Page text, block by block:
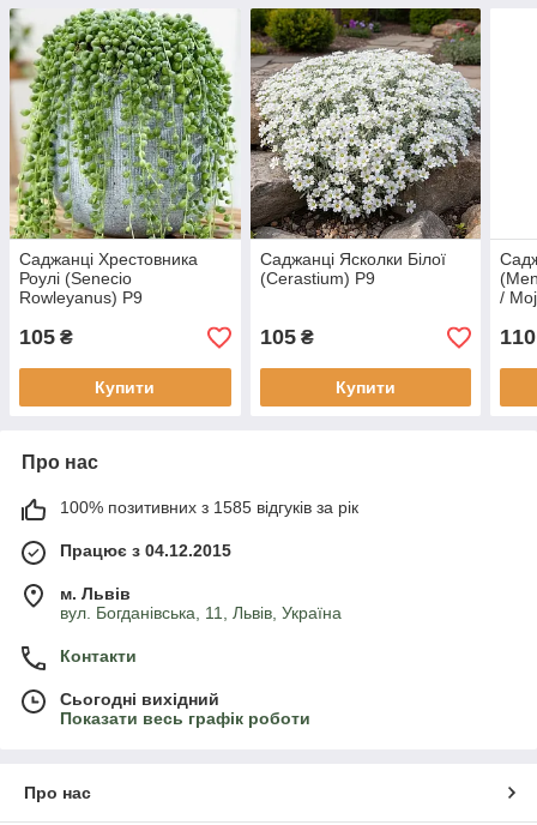
Саджанці Хрестовника
Роулі (Senecio
Rowleyanus) P9
105 ₴
Купити
Саджанці Ясколки Білої
(Cerastium) P9
105₴
Купити
/
110
Про нас
100% позитивних з 1585 відгуків за рік
Працює з 04.12.2015
м. Львів
вул. Богданівська, 11, Львів, Україна
Контакти
Сьогодні вихідний
Показати весь графік роботи
Про нас